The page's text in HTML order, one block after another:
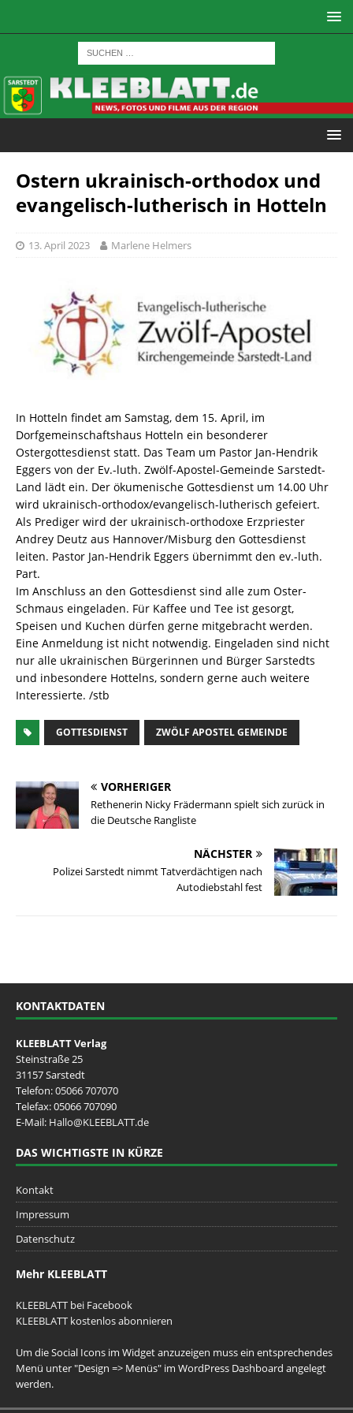
Ostern ukrainisch-orthodox und
evangelisch-lutherisch in Hotteln
13. April 2023 Marlene Helmers
In Hotteln findet am Samstag, dem 15. April, im
Dorfgemeinschaftshaus Hotteln ein besonderer
Ostergottesdienst statt. Das Team um Pastor Jan-Hendrik
Eggers von der Ev.-luth. Zwölf-Apostel-Gemeinde Sarstedt-
Land lädt ein. Der ökumenische Gottesdienst um 14.00 Uhr
wird ukrainisch-orthodox/evangelisch-lutherisch gefeiert.
Als Prediger wird der ukrainisch-orthodoxe Erzpriester
Andrey Deutz aus Hannover/Misburg den Gottesdienst
leiten. Pastor Jan-Hendrik Eggers übernimmt den ev.-luth.
Part.
Im Anschluss an den Gottesdienst sind alle zum Oster-
Schmaus eingeladen. Für Kaffee und Tee ist gesorgt,
Speisen und Kuchen dürfen gerne mitgebracht werden.
Eine Anmeldung ist nicht notwendig. Eingeladen sind nicht
nur alle ukrainischen Bürgerinnen und Bürger Sarstedts
und inbesondere Hottelns, sondern gerne auch weitere
Interessierte. /stb
GOTTESDIENST ZWÖLF APOSTEL GEMEINDE
VORHERIGER
Rethenerin Nicky Frädermann spielt sich zurück in
die Deutsche Rangliste
NÄCHSTER
Polizei Sarstedt nimmt Tatverdächtigen nach
Autodiebstahl fest
KONTAKTDATEN
KLEEBLATT Verlag
Steinstraße 25
31157 Sarstedt
Telefon:05066 707070
Telefax: 05066 707090
E-Mail: Hallo@KLEEBLATT.de
DAS WICHTIGSTE IN KÜRZE
Kontakt
Impressum
Datenschutz
Mehr KLEEBLATT
KLEEBLATT bei Facebook
KLEEBLATT kostenlos abonnieren
Um die Social Icons im Widget anzuzeigen muss ein entsprechendes
Menü unter "Design => Menüs" im WordPress Dashboard angelegt
werden.